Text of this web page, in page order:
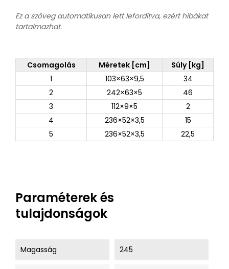
Ez a szöveg automatikusan lett lefordítva, ezért hibákat
tartalmazhat.
Csomagolás Méretek [cm]
Súly [kg]
1
103×63×9,5
34
2
242×63×5
46
3
112×9×5
2
4
236×52×3,5
15
5
236×52×3,5 22,5
Paraméterek és
tulajdonságok
Magasság 245